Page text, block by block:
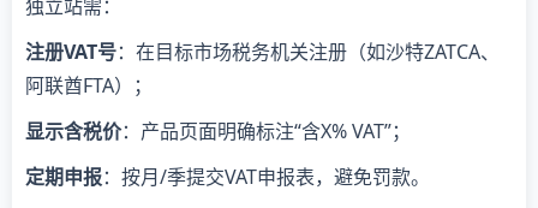
独立站需：
注册VAT号：在目标市场税务机关注册（如沙特ZATCA、
阿联酋FTA）；
显示含税价：产品页面明确标注“含X% VAT”；
定期申报：按月/季提交VAT申报表，避免罚款。